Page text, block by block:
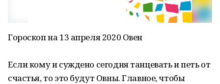
Гороскоп на 13 апреля 2020 Овен
Если кому и суждено сегодня танцевать и петь от
счастья, то это будут Овны. Главное, чтобы